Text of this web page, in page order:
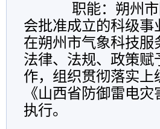
职能： 朔州
会批准成立的科级
在朔州市气象科技
法律、法规、政策
作，组织贯彻落实
《山西省防御雷电
执行。